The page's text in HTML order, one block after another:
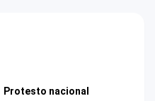
Protesto nacional